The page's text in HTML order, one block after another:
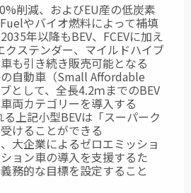
削減、およびEU産の低炭素
やバイオ燃料によって補填
年以降もBEV、FCEVに加え
クステンダー、マイルドハイブ
も引き続き販売可能となる
自動車（Small Affordable
として、全長4.2ｍまでのBEV
両カテゴリーを導入する
る上記小型BEVは「スーパーク
けることができる
大企業によるゼロエミッショ
ョン車の導入を支援するた
務的な目標を設定すること